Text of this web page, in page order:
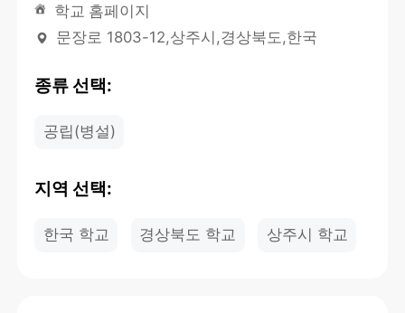
학교 홈페이지
문장로 1803-12,상주시,경상북도,한국
종류 선택:
공립(병설)
지역 선택:
한국 학교 경상북도 학교 상주시 학교